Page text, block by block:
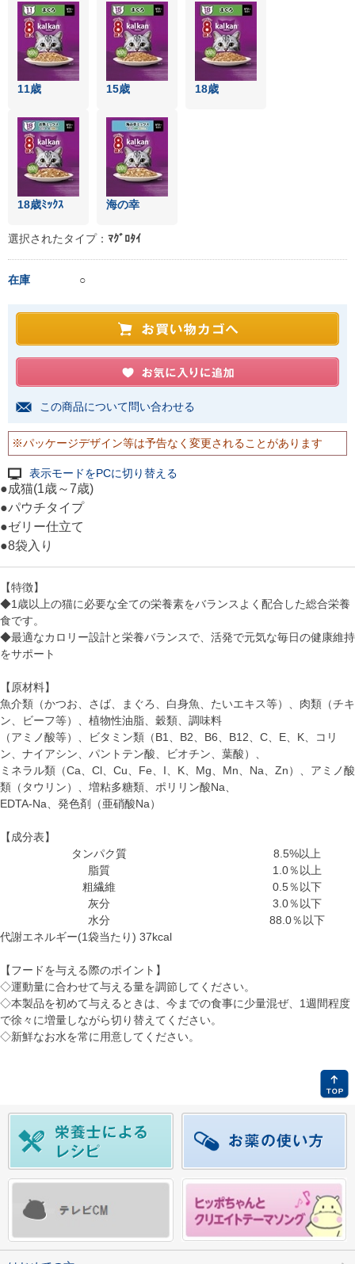
11歳 15歳 18歳
18歳ﾐｯｸｽ 海の幸
選択されたタイプ： ﾏｸﾞﾛﾀｲ
在庫 ○
この商品について問い合わせる
※パッケージデザイン等は予告なく変更されることがあります
表示モードをPCに切り替える
●成猫(1歳～7歳)
●パウチタイプ
●ゼリー仕立て
●8袋入り
【特徴】
◆1歳以上の猫に必要な全ての栄養素をバランスよく配合した総合栄養
食です。
◆最適なカロリー設計と栄養バランスで、活発で元気な毎日の健康維持
をサポート
【原材料】
魚介類（かつお、さば、まぐろ、白身魚、たいエキス等）、肉類（チキ
ン、ビーフ等）、植物性油脂、穀類、調味料
（アミノ酸等）、ビタミン類（B1、B2、B6、B12、C、E、K、コリ
ン、ナイアシン、パントテン酸、ビオチン、葉酸）、
ミネラル類（Ca、Cl、Cu、Fe、I、K、Mg、Mn、Na、Zn）、アミノ酸
類（タウリン）、増粘多糖類、ポリリン酸Na、
EDTA-Na、発色剤（亜硝酸Na）
【成分表】
タンパク質
8.5%以上
脂質
1.0％以上
粗繊維
0.5％以下
灰分
3.0％以下
水分
88.0％以下
代謝エネルギー(1袋当たり) 37kcal
【フードを与える際のポイント】
◇運動量に合わせて与える量を調節してください。
◇本製品を初めて与えるときは、今までの食事に少量混ぜ、1週間程度
で徐々に増量しながら切り替えてください。
◇新鮮なお水を常に用意してください。